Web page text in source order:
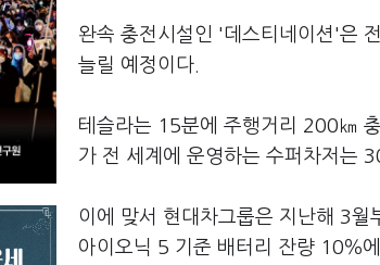
완속 충전시설인 '데스티네이션'은
늘릴 예정이다.
테슬라는 15분에 주행거리 200㎞
가 전 세계에 운영하는 수퍼차저는
이에 맞서 현대차그룹은 지난해 3
아이오닉 5 기준 배터리 잔량 10％